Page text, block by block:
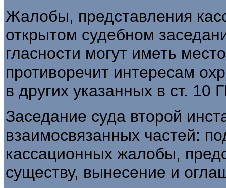
Жалобы, представления
открытом судебном
гласности могут иметь
противоречит интересам
в других указанных в ст. 10
Заседание суда второй
взаимосвязанных частей:
кассационных жалобы,
существу, вынесение и